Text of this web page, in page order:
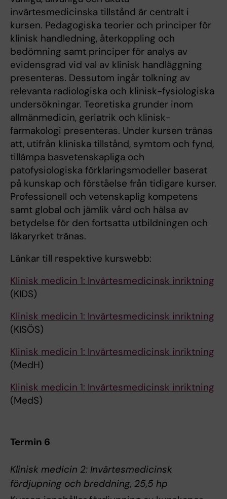
invärtesmedicinska tillstånd är centralt i
kursen. Pedagogiska teorier och principer för
klinisk handledning, återkoppling och
bedömning samt principer för analys av
evidensgrad vid val av klinisk handläggning
presenteras. Dessutom ingår tolkning av
relevanta radiologiska och klinisk-fysiologiska
undersökningar. Teoretiska grunder inom
allmänmedicin, geriatrik och klinisk-
farmakologi presenteras. Under kursen tränas
att, utifrån kliniska tillstånd, symtom och fynd,
tillämpa basvetenskapliga och
patofysiologiska förklaringsmodeller baserat
på kunskap och förståelse från tidigare kurser.
Professionell och vetenskaplig kompetens
samt global och jämlik vård och hälsa av
betydelse för den fortsatta utbildningen och
läkaryrket tränas.
Länkar till respektive kurswebb:
Klinisk medicin 1: Invärtesmedicinsk inriktning
(KIDS)
Klinisk medicin 1: Invärtesmedicinsk inriktning
(KISÖS)
Klinisk medicin 1: Invärtesmedicinsk inriktning
(MedH)
Klinisk medicin 1: Invärtesmedicinsk inriktning
(MedS)
Termin 6
Klinisk medicin 2: Invärtesmedicinsk
fördjupning och breddning, 25,5 hp